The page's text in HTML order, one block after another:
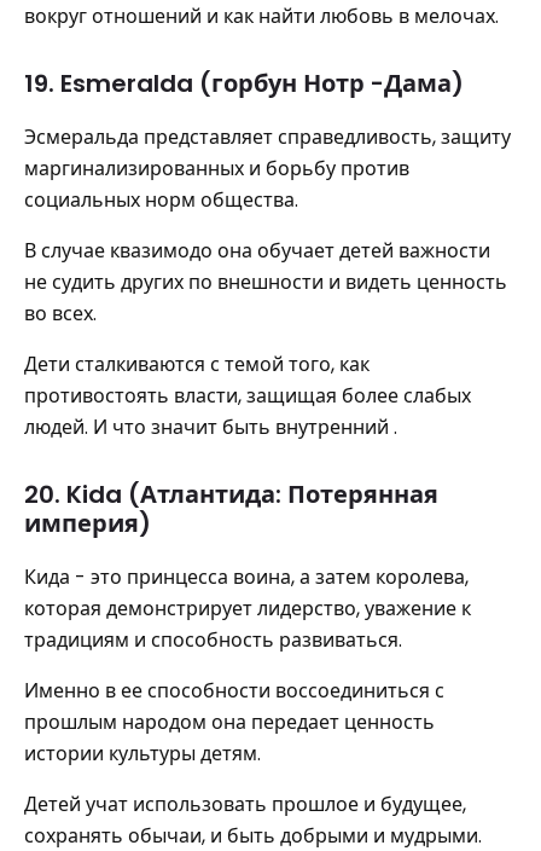
вокруг отношений и как найти любовь в мелочах.
19. Esmeralda (горбун Нотр -Дама)
Эсмеральда представляет справедливость, защиту
маргинализированных и борьбу против
социальных норм общества.
В случае квазимодо она обучает детей важности
не судить других по внешности и видеть ценность
во всех.
Дети сталкиваются с темой того, как
противостоять власти, защищая более слабых
людей. И что значит быть внутренний .
20. Kida (Атлантида: Потерянная
империя)
Кида - это принцесса воина, а затем королева,
которая демонстрирует лидерство, уважение к
традициям и способность развиваться.
Именно в ее способности воссоединиться с
прошлым народом она передает ценность
истории культуры детям.
Детей учат использовать прошлое и будущее,
сохранять обычаи, и быть добрыми и мудрыми.